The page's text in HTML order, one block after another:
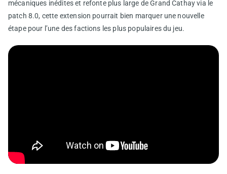
mécaniques inédites et refonte plus large de Grand Cathay via le
patch 8.0, cette extension pourrait bien marquer une nouvelle
étape pour l’une des factions les plus populaires du jeu.